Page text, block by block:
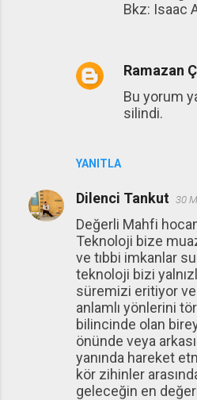
YANITLA
Bkz: Isaac
Ramazan
Bu yorum
silindi.
Dilenci Tankut 30
Değerli Mahfi
Teknoloji bize
ve tıbbi imkanlar
teknoloji bizi
süremizi eritiyor ve
anlamlı yönlerini
bilincinde olan
önünde veya
yanında hareket
kör zihinler
geleceğin en